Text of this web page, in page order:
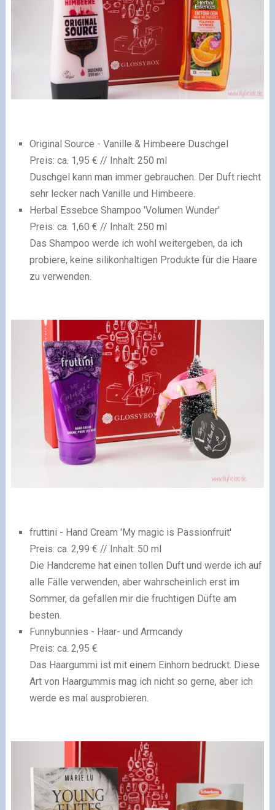
Original Source - Vanille & Himbeere Duschgel
Preis: ca. 1,95 € // Inhalt: 250 ml
Duschgel kann man immer gebrauchen. Der Duft riecht
sehr lecker nach Vanille und Himbeere.
Herbal Essebce Shampoo 'Volumen Wunder'
Preis: ca. 1,60 € // Inhalt: 250 ml
Das Shampoo werde ich wohl weitergeben, da ich
probiere, keine silikonhaltigen Produkte für die Haare
zu verwenden.
fruttini - Hand Cream 'My magic is Passionfruit'
Preis: ca. 2,99 € // Inhalt: 50 ml
Die Handcreme hat einen tollen Duft und werde ich auf
alle Fälle verwenden, aber wahrscheinlich erst im
Sommer, da gefallen mir die fruchtigen Düfte am
besten.
Funnybunnies - Haar- und Armcandy
Preis: ca. 2,95 €
Das Haargummi ist mit einem Einhorn bedruckt. Diese
Art von Haargummis mag ich nicht so gerne, aber ich
werde es mal ausprobieren.